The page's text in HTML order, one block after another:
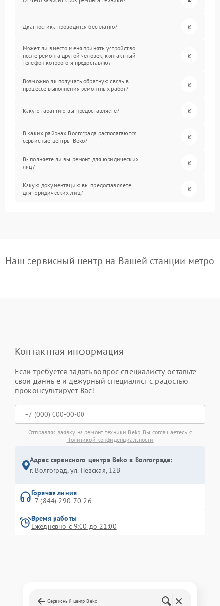
Диагностика проводится бесплатно?
Может ли вместо меня принять устройство
после ремонта другой человек, контактный
телефон которого я предоставлю?
Возможно ли получать обратную связь в
процессе выполнения ремонтных работ?
Какую гарантию вы предоставляете?
В каких районах Волгограда располагаются
сервисные центры Beko?
Выполняете ли вы ремонт для юридических
лиц?
Какую документацию вы предоставляете
для юридических лиц?
Наш сервисный центр на Вашей станции метро
Контактная информация
Если требуется задать вопрос специалисту, оставьте
свои данные и дежурный специалист с радостью
проконсультирует Вас!
Отправляя заявку на ремонт техники Beko, Вы соглашаетесь с
Политикой конфиденциальности
Адрес сервисного центра Beko в Волгограде:
г. Волгоград, ул. Невская, 12В
Горячая линия
+7 (844) 290-70-26
Время работы
Ежедневно с 9:00 до 21:00
Сервисный центр Beko